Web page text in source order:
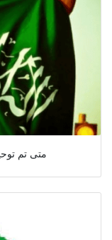
متى تم